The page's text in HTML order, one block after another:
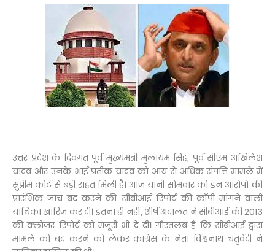
उत्तर प्रदेश के दिवंगत पूर्व मुख्यमंत्री मुलायम सिंह, पूर्व सीएम अखिलेश
यादव और उनके भाई प्रतीक यादव को आय से अधिक संपत्ति मामले में
सुप्रीम कोर्ट से बड़ी राहत मिली है। आज यानी सोमवार को इन आरोपों की
प्रारंभिक जांच बंद करने की सीबीआई रिपोर्ट की कॉपी मांगने वाली
याचिका खारिज कर दी। इतना ही नहीं, शीर्ष अदालत ने सीबीआई की 2013
की क्लोजर रिपोर्ट को मंजूरी भी दे दी। गौरतलब है कि सीबीआई द्वारा
मामले को बंद करने को लेकर कांग्रेस के नेता विश्वनाथ चतुर्वेदी ने